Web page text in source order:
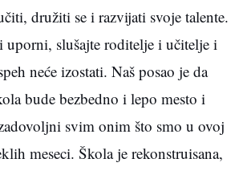
družiti se i razvijati svoje talente.
uporni, slušajte roditelje i učitelje i
neće izostati. Naš posao je da
bude bezbedno i lepo mesto i
svim onim što smo u ovoj
meseci. Škola je rekonstruisana,